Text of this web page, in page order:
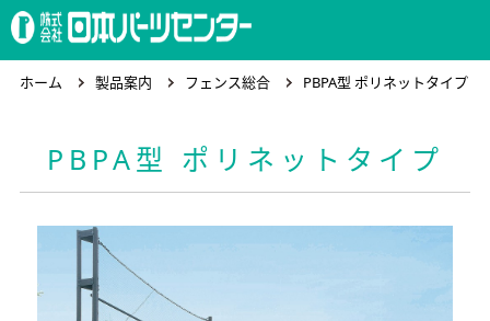
ホーム
製品案内
ホーム 製品案内 フェンス総合 PBPA型 ポリネットタイプ
PBPA型 ポリネットタイプ